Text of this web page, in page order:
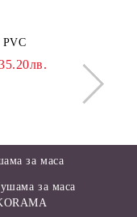
за маса
за маса